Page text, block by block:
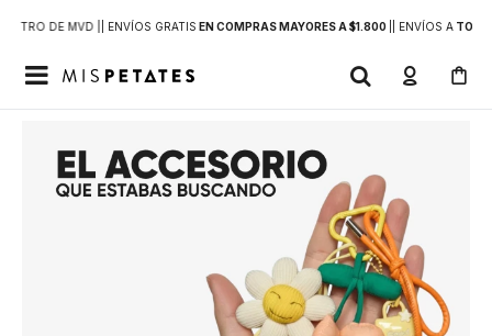
DE MVD | | ENVÍOS GRATIS EN COMPRAS MAYORES A $1.800 | ENVÍOS ATODO
